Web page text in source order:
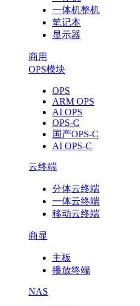
一体机整机
笔记本
显示器
商用
OPS模块
OPS
ARM OPS
AI OPS
OPS-C
国产OPS-C
AI OPS-C
云终端
分体云终端
一体云终端
移动云终端
商显
主板
播放终端
NAS